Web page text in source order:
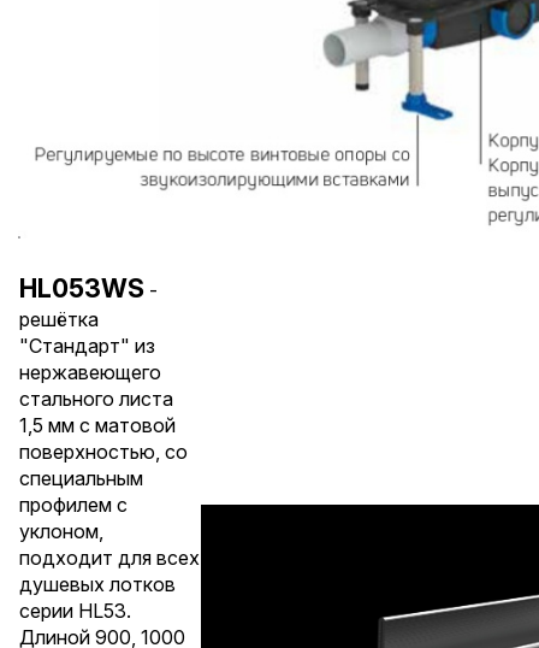
HL053WS -
решётка
"Стандарт" из
нержавеющего
стального листа
1,5 мм с матовой
поверхностью, со
специальным
профилем с
уклоном,
подходит для всех
душевых лотков
серии HL53.
Длиной 900, 1000